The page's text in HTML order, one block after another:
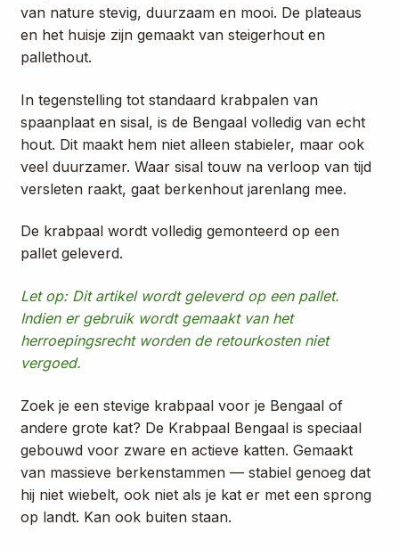
van nature stevig, duurzaam en mooi. De plateaus
en het huisje zijn gemaakt van steigerhout en
pallethout.
In tegenstelling tot standaard krabpalen van
spaanplaat en sisal, is de Bengaal volledig van echt
hout. Dit maakt hem niet alleen stabieler, maar ook
veel duurzamer. Waar sisal touw na verloop van tijd
versleten raakt, gaat berkenhout jarenlang mee.
De krabpaal wordt volledig gemonteerd op een
pallet geleverd.
Let op: Dit artikel wordt geleverd op een pallet.
Indien er gebruik wordt gemaakt van het
herroepingsrecht worden de retourkosten niet
vergoed.
Zoek je een stevige krabpaal voor je Bengaal of
andere grote kat? De Krabpaal Bengaal is speciaal
gebouwd voor zware en actieve katten. Gemaakt
van massieve berkenstammen — stabiel genoeg dat
hij niet wiebelt, ook niet als je kat er met een sprong
op landt. Kan ook buiten staan.